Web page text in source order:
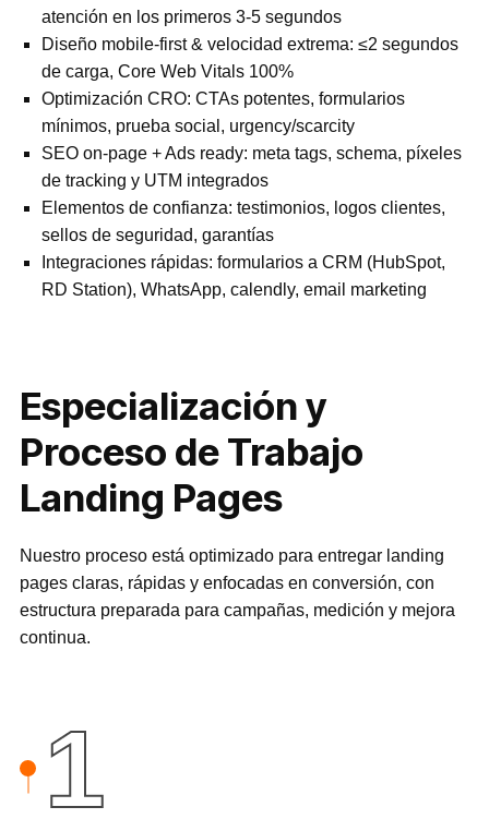
atención en los primeros 3-5 segundos
Diseño mobile-first & velocidad extrema: ≤2 segundos
de carga, Core Web Vitals 100%
Optimización CRO: CTAs potentes, formularios
mínimos, prueba social, urgency/scarcity
SEO on-page + Ads ready: meta tags, schema, píxeles
de tracking y UTM integrados
Elementos de confianza: testimonios, logos clientes,
sellos de seguridad, garantías
Integraciones rápidas: formularios a CRM (HubSpot,
RD Station), WhatsApp, calendly, email marketing
Especialización y
Proceso de Trabajo
Landing Pages
Nuestro proceso está optimizado para entregar landing
pages claras, rápidas y enfocadas en conversión, con
estructura preparada para campañas, medición y mejora
continua.
1